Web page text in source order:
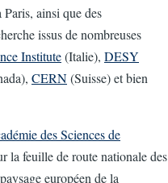
ainsi que des
issus de nombreuses
Institute(Italie), DESY
CERN(Suisse) et bien
des Sciences de
la feuille de route nationale des
européen de la